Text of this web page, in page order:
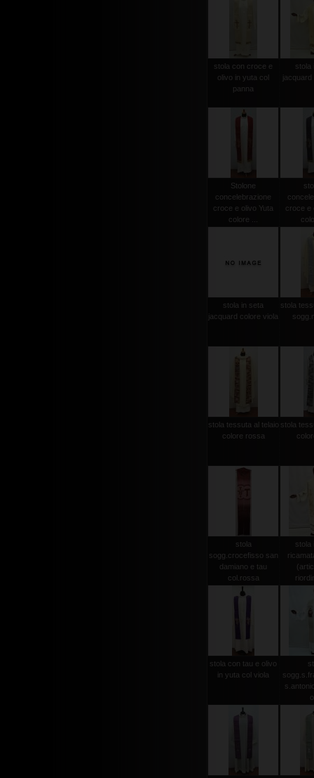
stola con croce e
olivo in yuta col
panna
stola
Stolone
concelebrazione
croce e olivo Yuta
colore ...
croce e
stola in seta
jacquard colore viola
stola
stola tessuta al telaio
colore rossa
stola
stola
sogg.crocefisso san
damiano e tau
col.rossa
stola
stola con tau e olivo
in yuta col viola